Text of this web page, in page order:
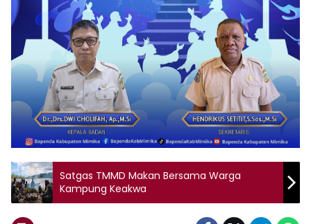
Satgas TMMD Makan Bersama Warga
Kampung Keakwa